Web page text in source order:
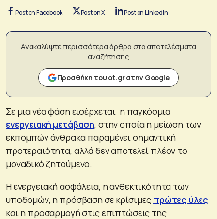
Post on Facebook Post on X Post on LinkedIn
Ανακαλύψτε περισσότερα άρθρα στα αποτελέσματα
αναζήτησης
Προσθήκη του ot.gr στην Google
Σε μια νέα φάση εισέρχεται η παγκόσμια
ενεργειακή μετάβαση, στην οποία η μείωση των
εκπομπών άνθρακα παραμένει σημαντική
προτεραιότητα, αλλά δεν αποτελεί πλέον το
μοναδικό ζητούμενο.
Η ενεργειακή ασφάλεια, η ανθεκτικότητα των
υποδομών, η πρόσβαση σε κρίσιμες πρώτες ύλες
και η προσαρμογή στις επιπτώσεις της